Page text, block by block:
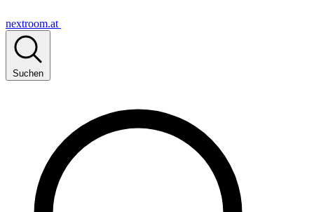
nextroom.at
Suchen